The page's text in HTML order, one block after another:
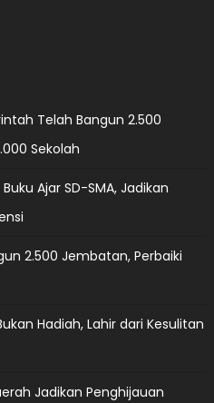
Telah Bangun 2.500
Sekolah
Ajar SD-SMA, Jadikan
2.500 Jembatan, Perbaiki
Hadiah, Lahir dari Kesulitan
Jadikan Penghijauan